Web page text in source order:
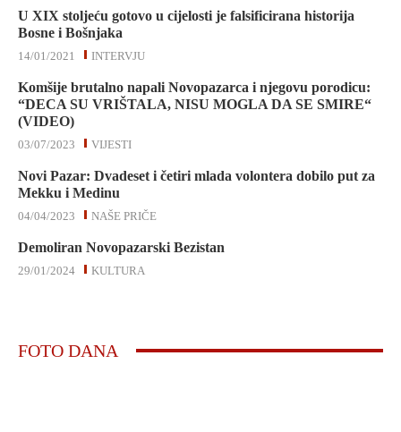
U XIX stoljeću gotovo u cijelosti je falsificirana historija
Bosne i Bošnjaka
INTERVJU
14/01/2021
Komšije brutalno napali Novopazarca i njegovu porodicu:
“DECA SU VRIŠTALA, NISU MOGLA DA SE SMIRE“
(VIDEO)
VIJESTI
03/07/2023
Novi Pazar: Dvadeset i četiri mlada volontera dobilo put za
Mekku i Medinu
NAŠE PRIČE
04/04/2023
Demoliran Novopazarski Bezistan
KULTURA
29/01/2024
FOTO DANA